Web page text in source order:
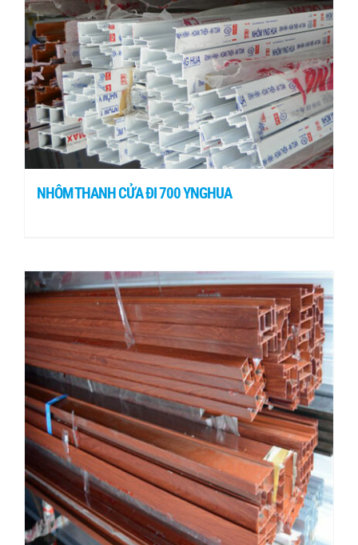
NHÔM THANH CỬA ĐI 700 YNGHUA